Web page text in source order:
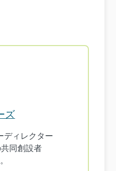
ズ
ディレクター
同創設者